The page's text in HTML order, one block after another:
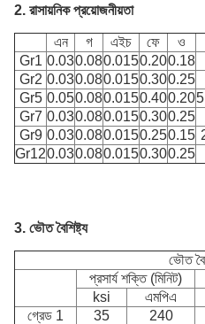
2. রাসায়নিক প্রয়োজনীয়তা
এন গ এইচ ফে ও
Gr1 0.030.080.0150.200.18
Gr2 0.030.080.0150.300.25
Gr5 0.050.080.0150.400.20
Gr7 0.030.080.0150.300.25
Gr9 0.030.080.0150.250.15
Gr120.030.080.0150.300.25
3. ভৌত বৈশিষ্ট্য
ভৌত
প্রসার্য শক্তি (মিনিট)
ksi এমপিএ
গ্রেড 1
35 240